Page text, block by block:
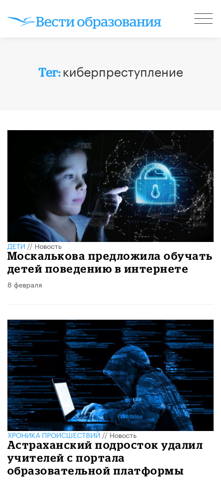
Тег: киберпреступление
ДЕТИ//Новость
Москалькова предложила обучать
детей поведению в интернете
8 февраля
ХРОНИКА ПРОИСШЕСТВИЙ//Новость
Астраханский подросток удалил
учителей с портала
образовательной платформы